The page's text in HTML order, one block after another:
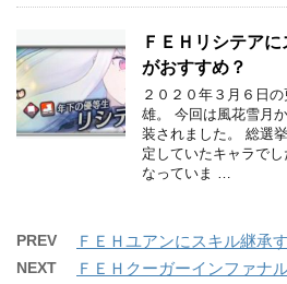
ＦＥＨリシテア
がおすすめ？
２０２０年３月６日
雄。 今回は風花雪月
装されました。 総選
定していたキャラで
なっていま …
PREV ＦＥＨユアンにスキル継承
NEXT
ＦＥＨクーガーインファナ